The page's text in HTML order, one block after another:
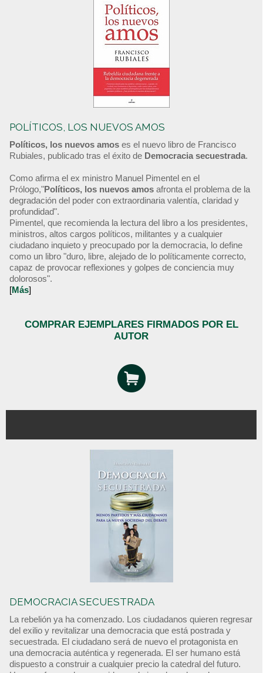
POLÍTICOS, LOS NUEVOS AMOS
Políticos, los nuevos amos es el nuevo libro de Francisco
Rubiales, publicado tras el éxito de Democracia secuestrada.
Como afirma el ex ministro Manuel Pimentel en el
Prólogo,"Políticos, los nuevos amos afronta el problema de la
degradación del poder con extraordinaria valentía, claridad y
profundidad".
Pimentel, que recomienda la lectura del libro a los presidentes,
ministros, altos cargos políticos, militantes y a cualquier
ciudadano inquieto y preocupado por la democracia, lo define
como un libro "duro, libre, alejado de lo políticamente correcto,
capaz de provocar reflexiones y golpes de conciencia muy
dolorosos".
[Más]
COMPRAR EJEMPLARES FIRMADOS POR EL
AUTOR
DEMOCRACIA SECUESTRADA
La rebelión ya ha comenzado. Los ciudadanos quieren regresar
del exilio y revitalizar una democracia que está postrada y
secuestrada. El ciudadano será de nuevo el protagonista en
una democracia auténtica y regenerada. El ser humano está
dispuesto a construir a cualquier precio la catedral del futuro.